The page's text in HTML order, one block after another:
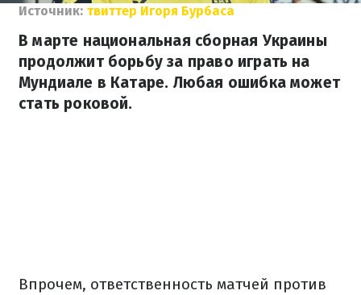
Источник: твиттер Игоря Бурбаса
В марте национальная сборная Украины
продолжит борьбу за право играть на
Мундиале в Катаре. Любая ошибка может
стать роковой.
Впрочем, ответственность матчей против